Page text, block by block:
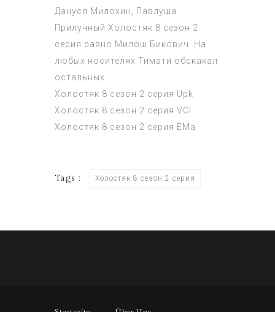
Дануся Милохин, Павлуша
Прилучный Холостяк 8 сезон 2
серия равно Милош Бикович. На
любых носителях Тимати обскакал
остальных.
Холостяк 8 сезон 2 серия Upk
Холостяк 8 сезон 2 серия VCl
Холостяк 8 сезон 2 серия EMa
Tags : Холостяк 8 сезон 2 серия